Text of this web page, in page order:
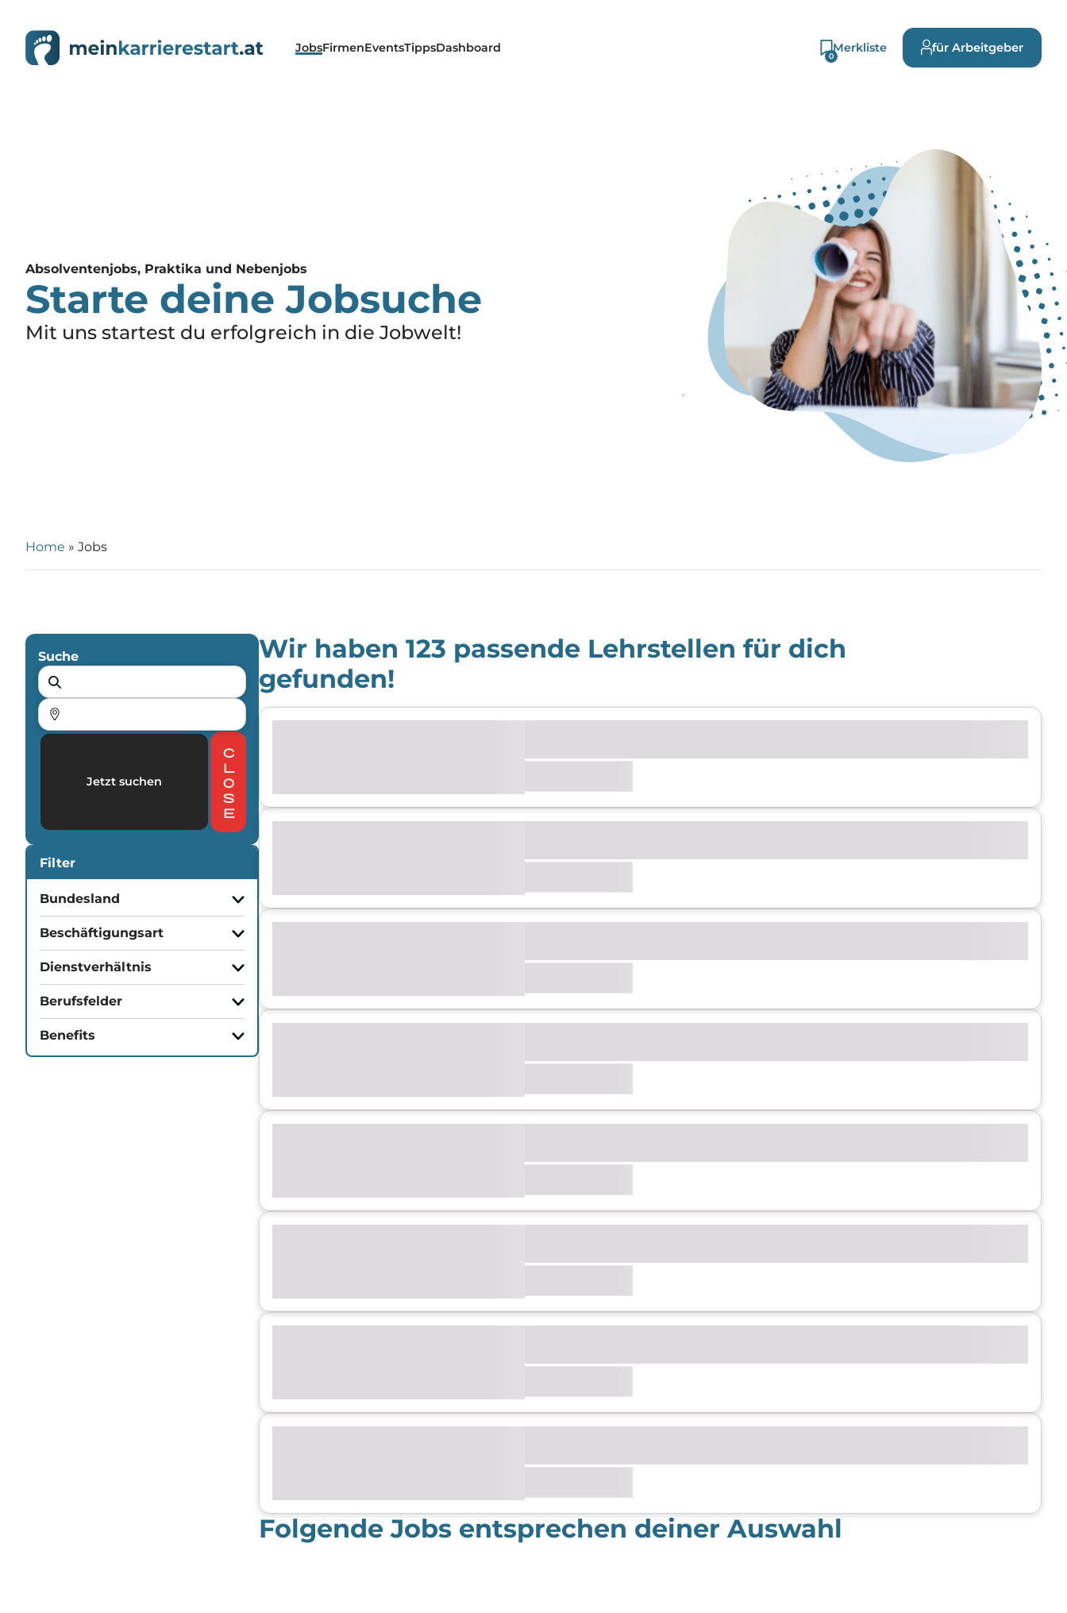
JobsFirmenEventsTippsDashboard
0
Merkliste für Arbeitgeber
Absolventenjobs, Praktika und Nebenjobs
Starte deine Jobsuche
Mit uns startest du erfolgreich in die Jobwelt!
Home » Jobs
Suche
Jetzt suchen
c
l
o
s
e
Filter
Bundesland
Beschäftigungsart
Dienstverhältnis
Berufsfelder
Benefits
Wir haben123 passende Lehrstellen für dich
gefunden!
Folgende Jobs entsprechen deiner Auswahl